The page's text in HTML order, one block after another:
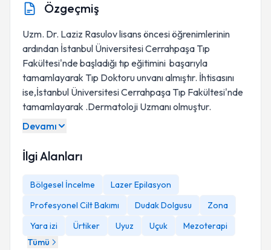
Özgeçmiş
Uzm. Dr. Laziz Rasulov lisans öncesi öğrenimlerinin
ardından İstanbul Üniversitesi Cerrahpaşa Tıp
Fakültesi'nde başladığı tıp eğitimini başarıyla
tamamlayarak Tıp Doktoru unvanı almıştır. İhtisasını
ise,İstanbul Üniversitesi Cerrahpaşa Tıp Fakültesi'nde
tamamlayarak .Dermatoloji Uzmanı olmuştur.
Devamı
İlgi Alanları
Bölgesel İncelme
Lazer Epilasyon
Profesyonel Cilt Bakımı
Dudak Dolgusu
Zona
Yara izi
Ürtiker Uyuz Uçuk
Mezoterapi
Tümü